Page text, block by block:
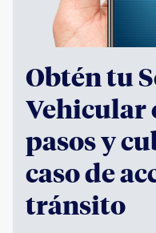
Obtén tu
Vehicular
pasos y
caso de
tránsito